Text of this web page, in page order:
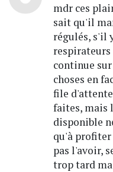
mdr ces
sait qu'il
régulés, s'il
continue
choses en
file
faites, mais
disponible
qu'à profiter
pas l'avoir,
trop tard